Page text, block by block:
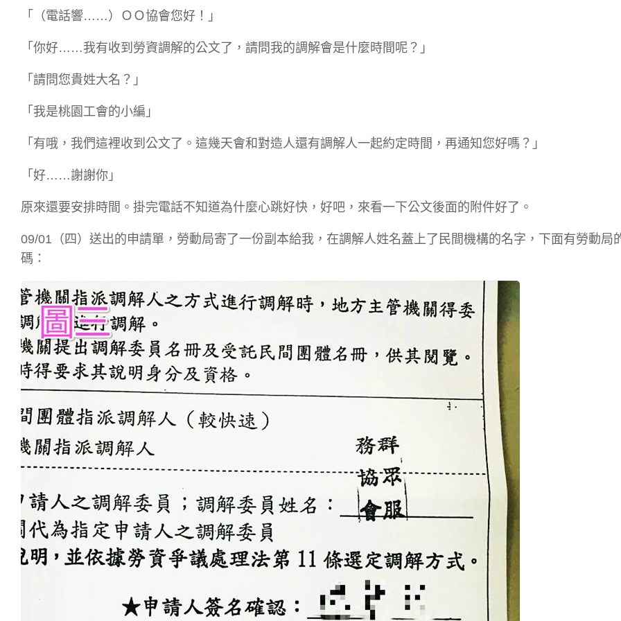
「（電話響……）ＯＯ協會您好！」
「你好……我有收到勞資調解的公文了，請問我的調解會是什麼時間呢？」
「請問您貴姓大名？」
「我是桃園工會的小編」
「有哦，我們這裡收到公文了。這幾天會和對造人還有調解人一起約定時間，再通知您好嗎？」
「好……謝謝你」
原來還要安排時間。掛完電話不知道為什麼心跳好快，好吧，來看一下公文後面的附件好了。
09/01（四）送出的申請單，勞動局寄了一份副本給我，在調解人姓名蓋上了民間機構的名字，下面有勞動局
碼：